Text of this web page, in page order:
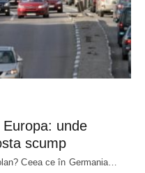
unde
scump
Ceea ce în Germania…